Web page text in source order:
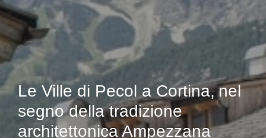
Le Ville di Pecol a Cortina,nel
segno della tradizione
architettonica Ampezzana